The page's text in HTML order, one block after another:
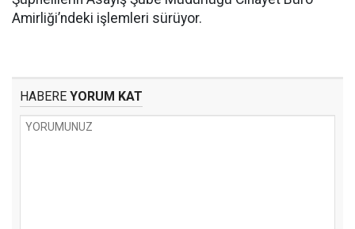
Amirliği’ndeki işlemleri sürüyor.
HABERE YORUM KAT